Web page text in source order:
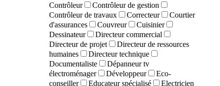
Contrôleur
Contrôleur de gestion
Contrôleur de travaux
Correcteur
Courtier
d'assurances
Couvreur
Cuisinier
Dessinateur
Directeur commercial
Directeur de projet
Directeur de ressources
humaines
Directeur technique
Documentaliste
Dépanneur tv
électroménager
Développeur
Eco-
conseiller
Educateur spécialisé
Electricien